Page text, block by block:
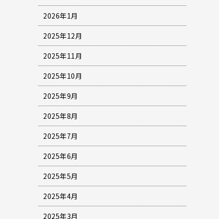
2026年1月
2025年12月
2025年11月
2025年10月
2025年9月
2025年8月
2025年7月
2025年6月
2025年5月
2025年4月
2025年3月